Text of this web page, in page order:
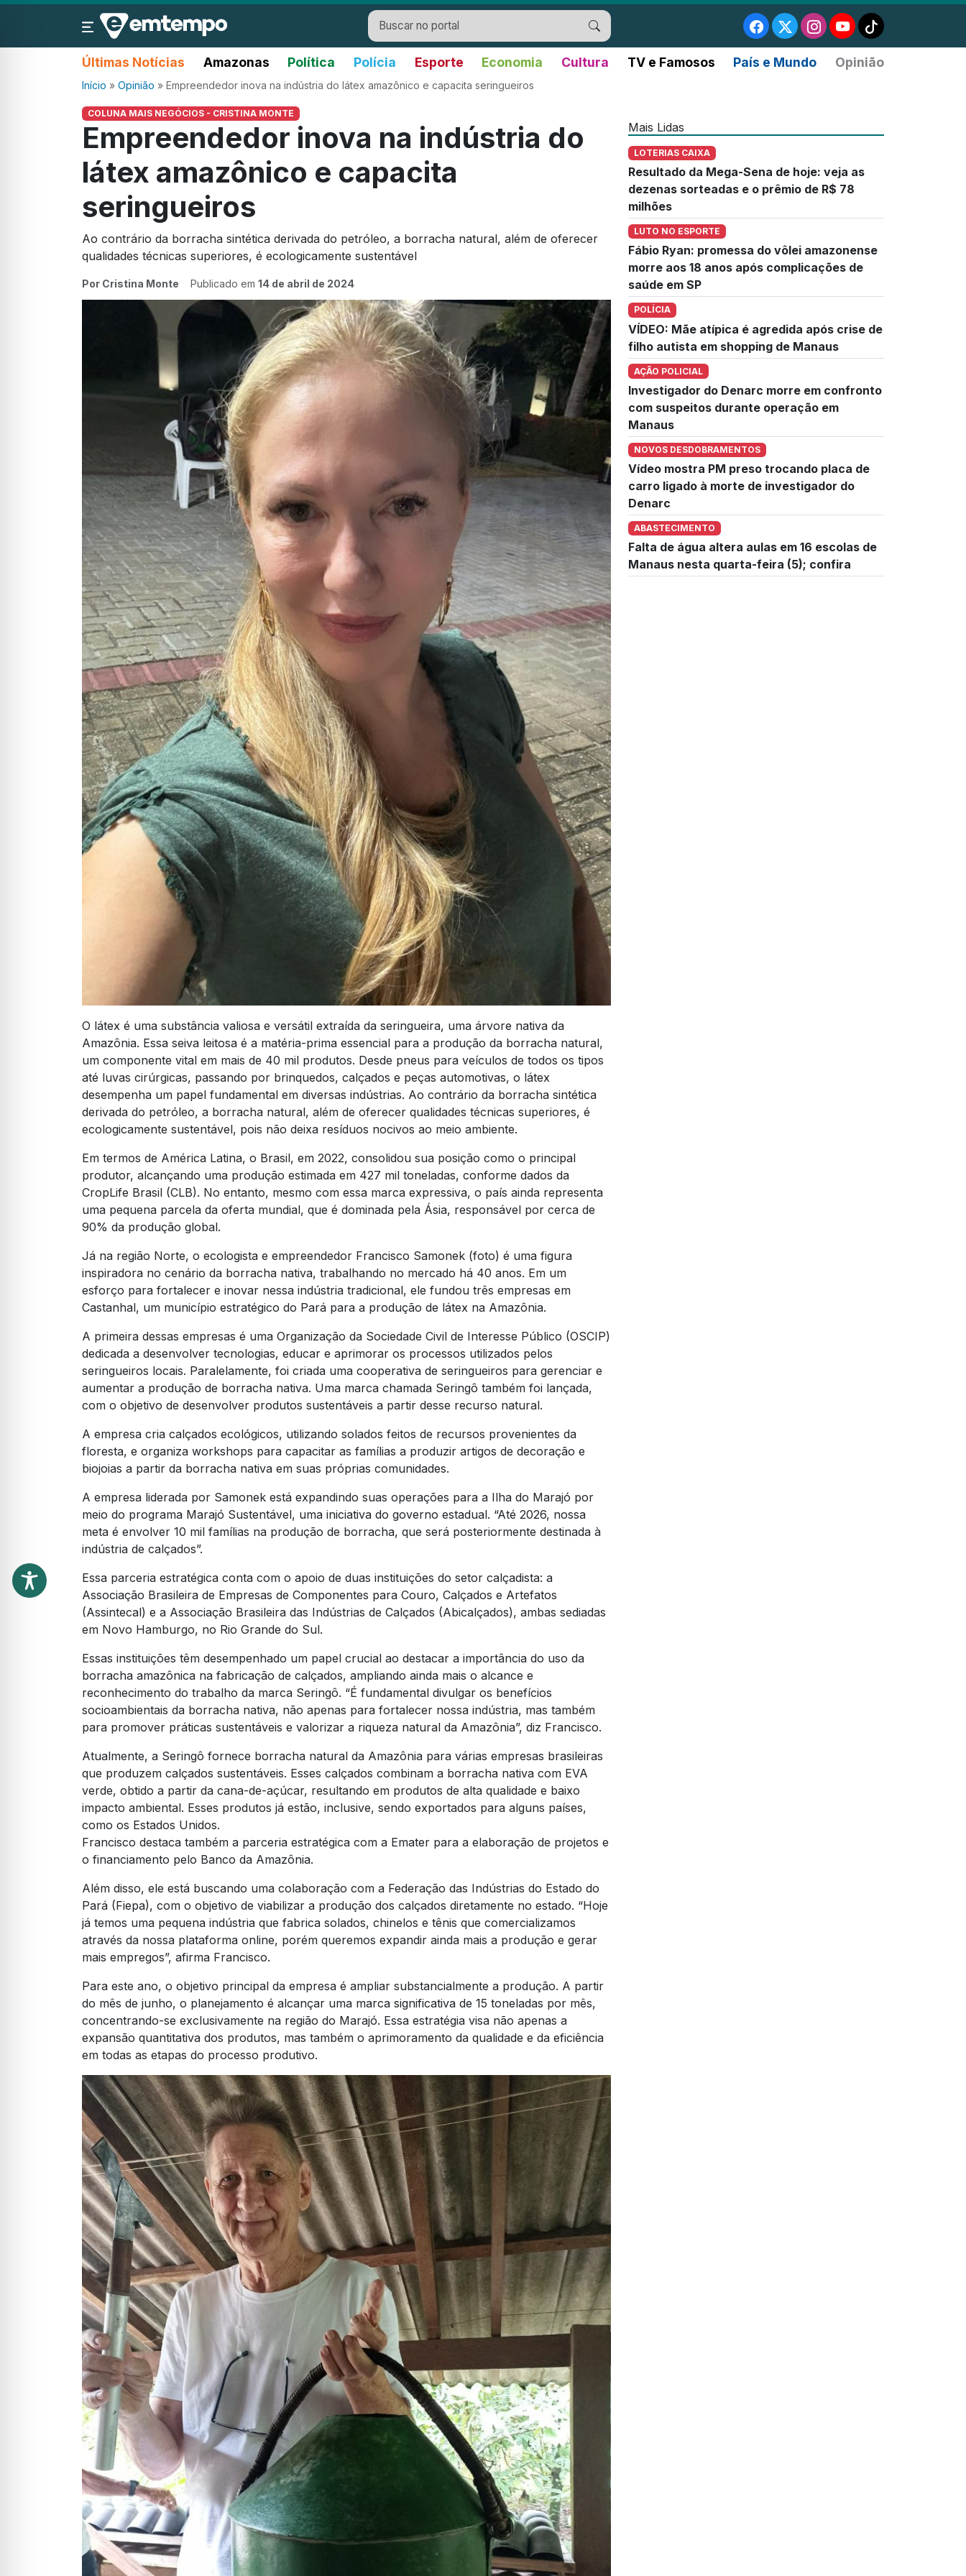
Últimas Notícias Amazonas Política Polícia Esporte Economia Cultura TV e Famosos País e Mundo Opinião
Início » Opinião » Empreendedor inova na indústria do látex amazônico e capacita seringueiros
COLUNA MAIS NEGÓCIOS - CRISTINA MONTE
Empreendedor inova na indústria do
látex amazônico e capacita
seringueiros
Ao contrário da borracha sintética derivada do petróleo, a borracha natural, além de oferecer
qualidades técnicas superiores, é ecologicamente sustentável
Por Cristina Monte Publicado em 14 de abril de 2024
O látex é uma substância valiosa e versátil extraída da seringueira, uma árvore nativa da
Amazônia. Essa seiva leitosa é a matéria-prima essencial para a produção da borracha natural,
um componente vital em mais de 40 mil produtos. Desde pneus para veículos de todos os tipos
até luvas cirúrgicas, passando por brinquedos, calçados e peças automotivas, o látex
desempenha um papel fundamental em diversas indústrias. Ao contrário da borracha sintética
derivada do petróleo, a borracha natural, além de oferecer qualidades técnicas superiores, é
ecologicamente sustentável, pois não deixa resíduos nocivos ao meio ambiente.
Em termos de América Latina, o Brasil, em 2022, consolidou sua posição como o principal
produtor, alcançando uma produção estimada em 427 mil toneladas, conforme dados da
CropLife Brasil (CLB). No entanto, mesmo com essa marca expressiva, o país ainda representa
uma pequena parcela da oferta mundial, que é dominada pela Ásia, responsável por cerca de
90% da produção global.
Já na região Norte, o ecologista e empreendedor Francisco Samonek (foto) é uma figura
inspiradora no cenário da borracha nativa, trabalhando no mercado há 40 anos. Em um
esforço para fortalecer e inovar nessa indústria tradicional, ele fundou três empresas em
Castanhal, um município estratégico do Pará para a produção de látex na Amazônia.
A primeira dessas empresas é uma Organização da Sociedade Civil de Interesse Público (OSCIP)
dedicada a desenvolver tecnologias, educar e aprimorar os processos utilizados pelos
seringueiros locais. Paralelamente, foi criada uma cooperativa de seringueiros para gerenciar e
aumentar a produção de borracha nativa. Uma marca chamada Seringô também foi lançada,
com o objetivo de desenvolver produtos sustentáveis a partir desse recurso natural.
A empresa cria calçados ecológicos, utilizando solados feitos de recursos provenientes da
floresta, e organiza workshops para capacitar as famílias a produzir artigos de decoração e
biojoias a partir da borracha nativa em suas próprias comunidades.
A empresa liderada por Samonek está expandindo suas operações para a Ilha do Marajó por
meio do programa Marajó Sustentável, uma iniciativa do governo estadual. “Até 2026, nossa
meta é envolver 10 mil famílias na produção de borracha, que será posteriormente destinada à
indústria de calçados”.
Essa parceria estratégica conta com o apoio de duas instituições do setor calçadista: a
Associação Brasileira de Empresas de Componentes para Couro, Calçados e Artefatos
(Assintecal) e a Associação Brasileira das Indústrias de Calçados (Abicalçados), ambas sediadas
em Novo Hamburgo, no Rio Grande do Sul.
Essas instituições têm desempenhado um papel crucial ao destacar a importância do uso da
borracha amazônica na fabricação de calçados, ampliando ainda mais o alcance e
reconhecimento do trabalho da marca Seringô. “É fundamental divulgar os benefícios
socioambientais da borracha nativa, não apenas para fortalecer nossa indústria, mas também
para promover práticas sustentáveis e valorizar a riqueza natural da Amazônia”, diz Francisco.
Atualmente, a Seringô fornece borracha natural da Amazônia para várias empresas brasileiras
que produzem calçados sustentáveis. Esses calçados combinam a borracha nativa com EVA
verde, obtido a partir da cana-de-açúcar, resultando em produtos de alta qualidade e baixo
impacto ambiental. Esses produtos já estão, inclusive, sendo exportados para alguns países,
como os Estados Unidos.
Francisco destaca também a parceria estratégica com a Emater para a elaboração de projetos e
o financiamento pelo Banco da Amazônia.
Além disso, ele está buscando uma colaboração com a Federação das Indústrias do Estado do
Pará (Fiepa), com o objetivo de viabilizar a produção dos calçados diretamente no estado. “Hoje
já temos uma pequena indústria que fabrica solados, chinelos e tênis que comercializamos
através da nossa plataforma online, porém queremos expandir ainda mais a produção e gerar
mais empregos”, afirma Francisco.
Para este ano, o objetivo principal da empresa é ampliar substancialmente a produção. A partir
do mês de junho, o planejamento é alcançar uma marca significativa de 15 toneladas por mês,
concentrando-se exclusivamente na região do Marajó. Essa estratégia visa não apenas a
expansão quantitativa dos produtos, mas também o aprimoramento da qualidade e da eficiência
em todas as etapas do processo produtivo.
Mais Lidas
LOTERIAS CAIXA
Resultado da Mega-Sena de hoje: veja as
dezenas sorteadas e o prêmio de R$ 78
milhões
LUTO NO ESPORTE
Fábio Ryan: promessa do vôlei amazonense
morre aos 18 anos após complicações de
saúde em SP
POLÍCIA
VÍDEO: Mãe atípica é agredida após crise de
filho autista em shopping de Manaus
AÇÃO POLICIAL
Investigador do Denarc morre em confronto
com suspeitos durante operação em
Manaus
NOVOS DESDOBRAMENTOS
Vídeo mostra PM preso trocando placa de
carro ligado à morte de investigador do
Denarc
ABASTECIMENTO
Falta de água altera aulas em 16 escolas de
Manaus nesta quarta-feira (5); confira